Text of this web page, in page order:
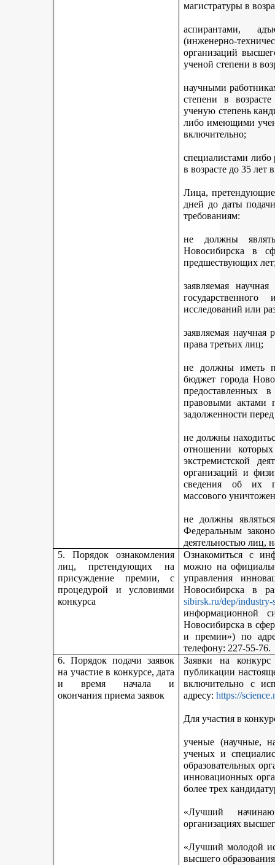
магистратуры в
аспирантами,
(инженерно-
организаций
ученой степени в
научными
степени в
ученую степень
либо имеющими
включительно;
специалистами
в возрасте до 35 лет
Лица,
дней до даты
требованиям:
не должны
Новосибирска в
предшествующих
заявляемая
исследований или
заявляемая
права третьих лиц;
не должны иметь
бюджет города
предоставленных
правовыми актами
задолженности
не должны
отношении
экстремистской
организаций и
сведения об их
массового
не должны
Федеральным
деятельностью лиц,
5. Порядок ознакомления
лиц, претендующих на
присуждение премии, с
процедурой и условиями
конкурса
Ознакомиться с
можно на
управления
Новосибирска в
sibirsk.ru/dep/industry-
информационной
Новосибирска в
и премии») по
телефону: 227-55-76.
6. Порядок подачи заявок
на участие в конкурсе, дата
и время начала и
окончания приема заявок
Заявки на
публикации
включительно с
адресу:https://
Для участия в
ученые (научные,
ученых и
образовательных
инновационных
более трех
«Лучший
организациях
«Лучший молодой
высшего